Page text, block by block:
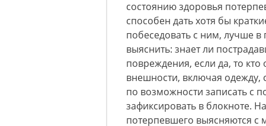
состоянию здоровья
способен дать хотя бы
побеседовать с ним, лучше в
выяснить: знает ли
повреждения, если да, то
внешности, включая
по возможности записать с
зафиксировать в блокноте.
потерпевшего выясняются с